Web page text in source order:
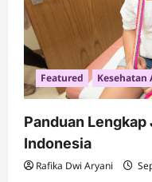
Featured Kesehatan
Panduan
Indonesia
Rafika Dwi Aryani